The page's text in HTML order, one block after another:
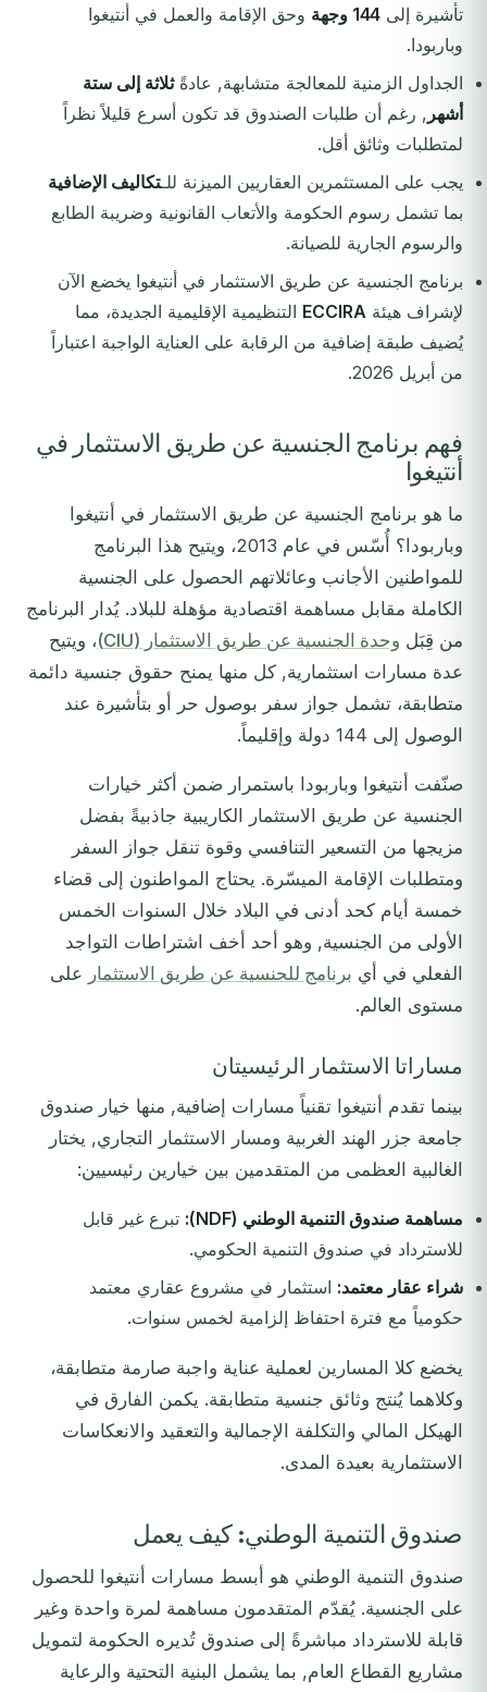
تأشيرة إلى 144 وجهة
وحق الإقامة والعمل في أنتيغوا
وباربودا.
الجداول الزمنية للمعالجة متشابهة, عادةًثلاثة إلى ستة
أشهر , رغم أن طلبات الصندوق قد تكون أسرع قليلاً نظراً
لمتطلبات وثائق أقل.
يجب على المستثمرين العقاريين الميزنة للـتكاليف الإضافية
بما تشمل رسوم الحكومة والأتعاب القانونية وضريبة الطابع
والرسوم الجارية للصيانة.
برنامج الجنسية عن طريق الاستثمار في أنتيغوا يخضع الآن
لإشراف هيئة ECCIRA التنظيمية الإقليمية الجديدة، مما
يُضيف طبقة إضافية من الرقابة على العناية الواجبة اعتباراً
من أبريل 2026.
فهم برنامج الجنسية عن طريق الاستثمار في
أنتيغوا
ما هو برنامج الجنسية عن طريق الاستثمار في أنتيغوا
وباربودا؟ أُسّس في عام 2013، ويتيح هذا البرنامج
للمواطنين الأجانب وعائلاتهم الحصول على الجنسية
الكاملة مقابل مساهمة اقتصادية مؤهلة للبلاد. يُدار البرنامج
من قِبَل وحدة الجنسية عن طريق الاستثمار (CIU)
، ويتيح
عدة مسارات استثمارية, كل منها يمنح حقوق جنسية دائمة
متطابقة، تشمل جواز سفر بوصول حر أو بتأشيرة عند
الوصول إلى 144 دولة وإقليماً.
صنّفت أنتيغوا وباربودا باستمرار ضمن أكثر خيارات
الجنسية عن طريق الاستثمار الكاريبية جاذبيةً بفضل
مزيجها من التسعير التنافسي وقوة تنقل جواز السفر
ومتطلبات الإقامة الميسّرة. يحتاج المواطنون إلى قضاء
خمسة أيام كحد أدنى في البلاد خلال السنوات الخمس
الأولى من الجنسية, وهو أحد أخف اشتراطات التواجد
الفعلي في أي برنامج للجنسية عن طريق الاستثمار على
مستوى العالم.
مساراتا الاستثمار الرئيسيتان
بينما تقدم أنتيغوا تقنياً مسارات إضافية, منها خيار صندوق
جامعة جزر الهند الغربية ومسار الاستثمار التجاري, يختار
الغالبية العظمى من المتقدمين بين خيارين رئيسيين:
مساهمة صندوق التنمية الوطني (NDF):
تبرع غير قابل
للاسترداد في صندوق التنمية الحكومي.
شراء عقار معتمد: استثمار في مشروع عقاري معتمد
حكومياً مع فترة احتفاظ إلزامية لخمس سنوات.
يخضع كلا المسارين لعملية عناية واجبة صارمة متطابقة،
وكلاهما يُنتج وثائق جنسية متطابقة. يكمن الفارق في
الهيكل المالي والتكلفة الإجمالية والتعقيد والانعكاسات
الاستثمارية بعيدة المدى.
صندوق التنمية الوطني: كيف يعمل
صندوق التنمية الوطني هو أبسط مسارات أنتيغوا للحصول
على الجنسية. يُقدّم المتقدمون مساهمة لمرة واحدة وغير
قابلة للاسترداد مباشرةً إلى صندوق تُديره الحكومة لتمويل
مشاريع القطاع العام, بما يشمل البنية التحتية والرعاية